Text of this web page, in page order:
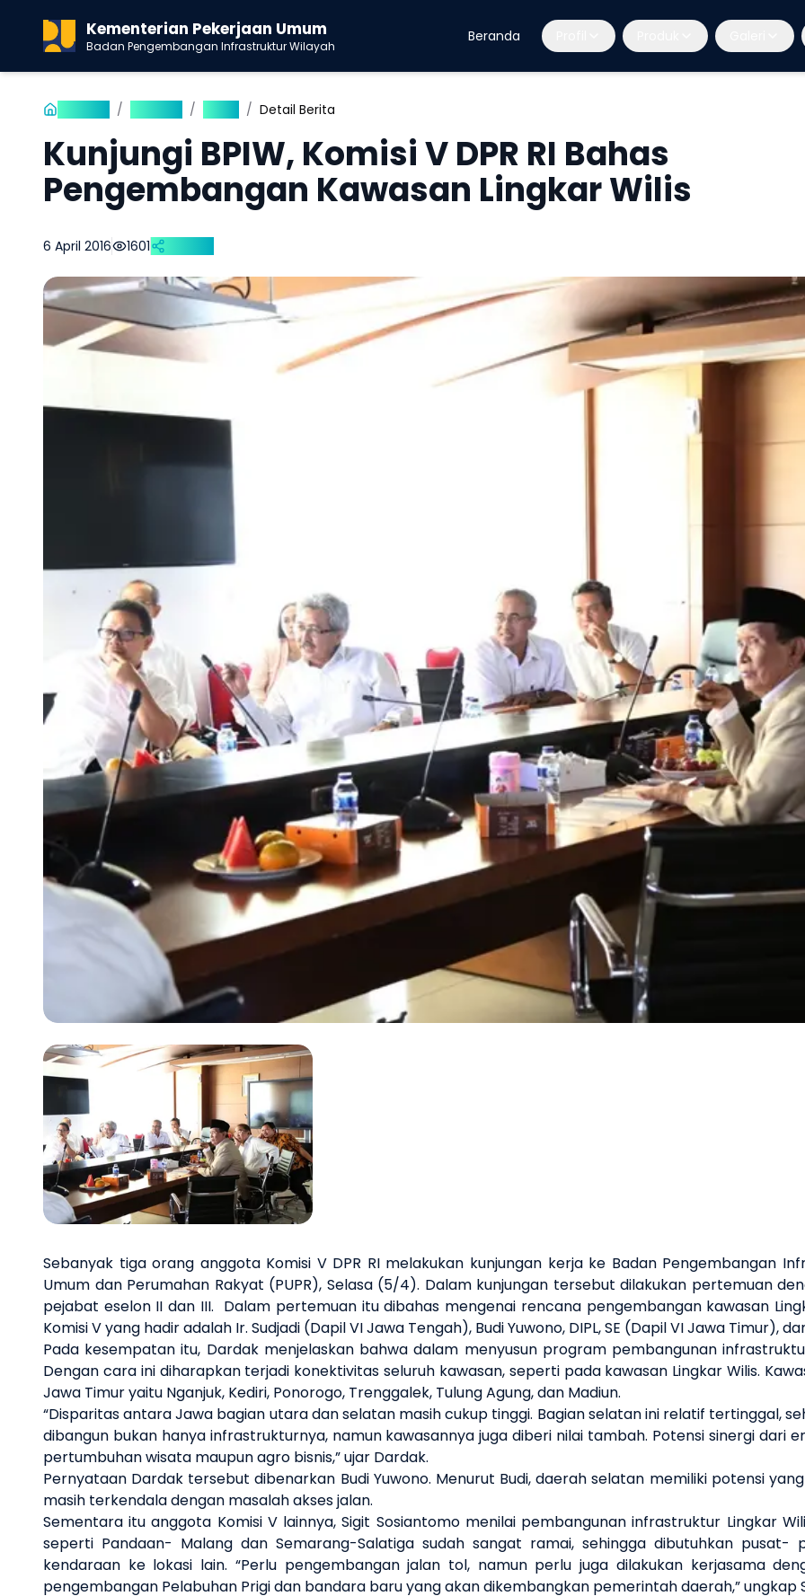
Kementerian Pekerjaan Umum
Badan Pengembangan Infrastruktur Wilayah
Beranda
/ / / Detail Berita
Kunjungi BPIW, Komisi V DPR RI Bahas
Pengembangan Kawasan Lingkar Wilis
6 April 2016 1601
Previous slide
Sebanyak tiga orang anggota Komisi V DPR RI melakukan kunjungan kerja ke Badan Pengembangan
Umum dan Perumahan Rakyat (PUPR), Selasa(5/4). Dalam kunjungan tersebut dilakukan pertemuan
pejabat eselon II dan III. Dalam pertemuan itudibahas mengenai rencana pengembangan kawasan
Komisi V yang hadir adalah Ir. Sudjadi (Dapil VI Jawa Tengah), Budi Yuwono, DIPL, SE (Dapil VIJawa Timur),
Pada kesempatan itu, Dardak menjelaskan bahwadalam menyusun program pembangunan
Dengan cara ini diharapkan terjadi konektivitas seluruh kawasan, seperti pada kawasan LingkarWilis.
Jawa Timur yaitu Nganjuk, Kediri, Ponorogo, Trenggalek, Tulung Agung,dan Madiun.
“Disparitas antara Jawa bagian utara danselatan masih cukup tinggi. Bagian selatan ini relatif tertinggal,
dibangun bukan hanya infrastrukturnya, namun kawasannyajugadiberi nilai tambah. Potensi sinergi dari
pertumbuhan wisata maupun agro bisnis,”ujar Dardak.
Pernyataan Dardak tersebut dibenarkan Budi Yuwono. Menurut Budi,daerah selatan memiliki potensi
masih terkendala dengan masalah akses jalan.
Sementara itu anggota Komisi V lainnya,Sigit Sosiantomo menilai pembangunaninfrastruktur Lingkar W
seperti Pandaan- Malang dan Semarang-Salatiga sudah sangat ramai, sehingga dibutuhkan pusat-
kendaraan ke lokasi lain. “Perlu pengembangan jalan tol, namunperlu juga dilakukan kerjasama
pengembangan Pelabuhan Prigidan bandara baru yang akan dikembangkan pemerintah daerah,” ungkap